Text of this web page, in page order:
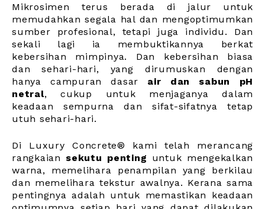
Mikrosimen terus berada di jalur untuk
memudahkan segala hal dan mengoptimumkan
sumber profesional, tetapi juga individu. Dan
sekali lagi ia membuktikannya berkat
kebersihan mimpinya. Dan kebersihan biasa
dan sehari-hari, yang dirumuskan dengan
hanya campuran dasar air dan sabun pH
netral, cukup untuk menjaganya dalam
keadaan sempurna dan sifat-sifatnya tetap
utuh sehari-hari.
Di Luxury Concrete® kami telah merancang
rangkaian sekutu penting untuk mengekalkan
warna, memelihara penampilan yang berkilau
dan memelihara tekstur awalnya. Kerana sama
pentingnya adalah untuk memastikan keadaan